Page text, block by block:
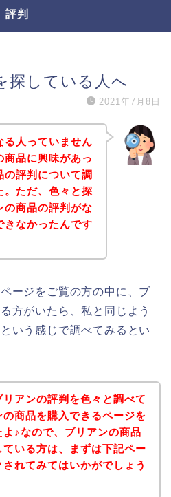
評判
探している人へ
2021年7月8日
る人っていません
商品に興味があっ
の評判について調
。ただ、色々と探
の商品の評判がな
きなかったんです
ージをご覧の方の中に、ブ
方がいたら、私と同じよう
いう感じで調べてみるとい
リアンの評判を色々と調べて
の商品を購入できるページを
♪なので、ブリアンの商品
いる方は、まずは下記ペー
れてみてはいかがでしょう